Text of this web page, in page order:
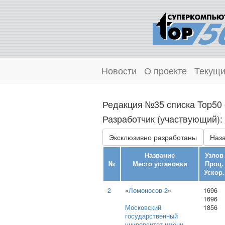
Новости О проекте
Редакция №35 списка Top50
Разработчик
Эксклюзивно разработаны
№
Название
Место установки
Узлов
Проц.
Ускор.
2
«Ломоносов-2»
Московский
государственный
1696
1696
1856